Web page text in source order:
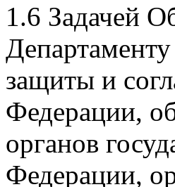
1.6 Задачей
защиты и
Федерации,
органов
Федерации,